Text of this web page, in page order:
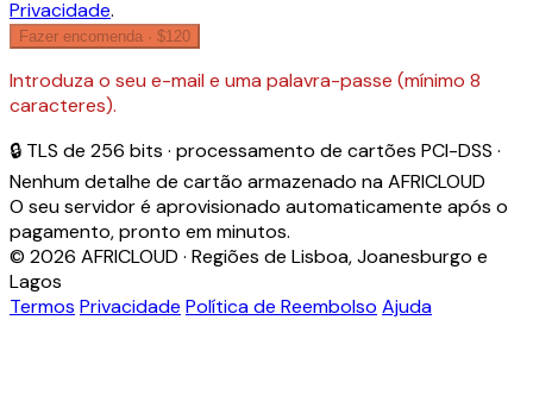
Privacidade.
Fazer encomenda · $120
Introduza o seu e-mail e uma palavra-passe (mínimo 8
caracteres).
🔒 TLS de 256 bits · processamento de cartões PCI-DSS ·
Nenhum detalhe de cartão armazenado na AFRICLOUD
O seu servidor é aprovisionado automaticamente após o
pagamento, pronto em minutos.
© 2026 AFRICLOUD · Regiões de Lisboa, Joanesburgo e
Lagos
Termos Privacidade Política de Reembolso Ajuda